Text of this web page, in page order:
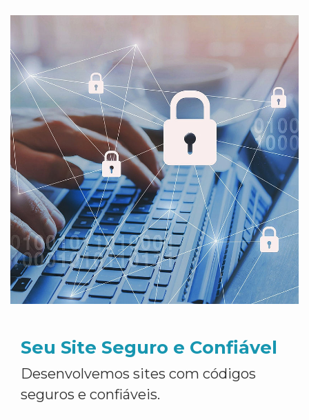
Seu Site Seguro e Confiável
Desenvolvemos sites com códigos
seguros e confiáveis.